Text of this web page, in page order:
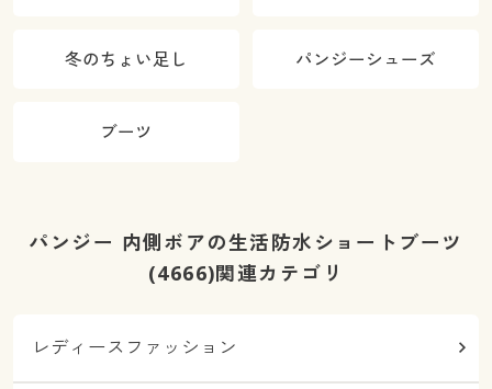
冬のちょい足し パンジーシューズ
ブーツ
パンジー 内側ボアの生活防水ショートブーツ
(4666)関連カテゴリ
レディースファッション